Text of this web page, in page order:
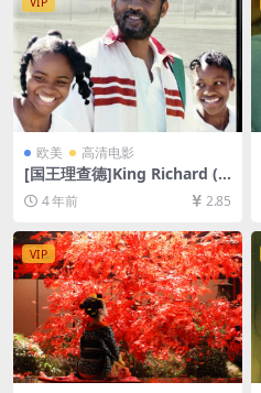
欧美 高清电影
[国王理查德]King Richard (2
021)[百度网盘+迅雷云盘资源
1080P超清未删减][MP4/9.3G
4 年前 2.85
VIP